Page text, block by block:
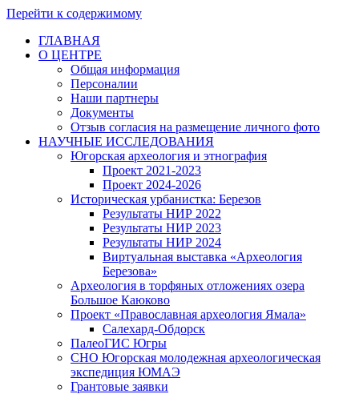
Перейти к содержимому
ГЛАВНАЯ
О ЦЕНТРЕ
Общая информация
Персоналии
Наши партнеры
Документы
Отзыв согласия на размещение личного фото
НАУЧНЫЕ ИССЛЕДОВАНИЯ
Югорская археология и этнография
Проект 2021-2023
Проект 2024-2026
Историческая урбанистка: Березов
Результаты НИР 2022
Результаты НИР 2023
Результаты НИР 2024
Виртуальная выставка «Археология
Березова»
Археология в торфяных отложениях озера
Большое Каюково
Проект «Православная археология Ямала»
Салехард-Обдорск
ПалеоГИС Югры
СНО Югорская молодежная археологическая
экспедиция ЮМАЭ
Грантовые заявки